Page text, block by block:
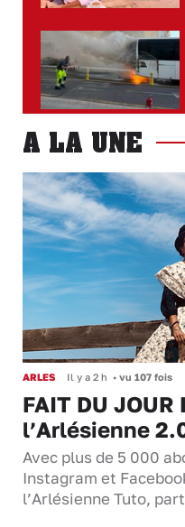
A LA UNE
ARLES Il y a 2 h • vu 107 fois
FAIT DU
l’Arlésienne
Avec plus de 5 000
Instagram et
l’Arlésienne Tuto,